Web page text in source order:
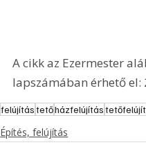
A cikk az Ezermester
lapszámában érhető el:
felújítástetőházfelújítás
Építés, felújítás